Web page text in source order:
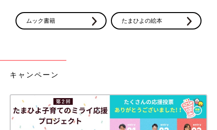
ムック書籍 たまひよの絵本
キャンペーン